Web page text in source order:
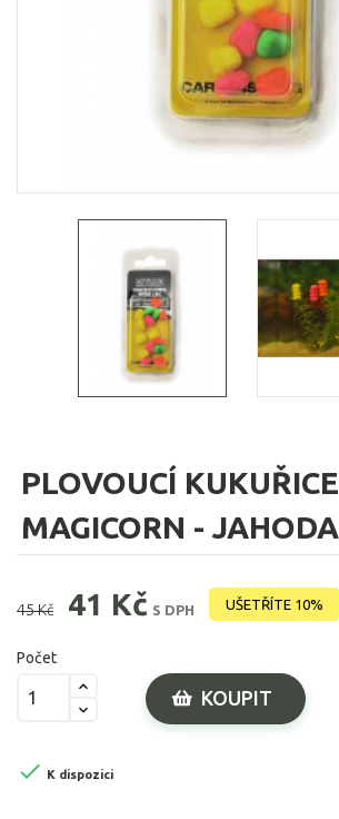
PLOVOUCÍ KUKUŘICE
MAGICORN - JAHODA
45 Kč 41 Kč S DPH UŠETŘÍTE 10%
Počet
KOUPIT
 K dispozici